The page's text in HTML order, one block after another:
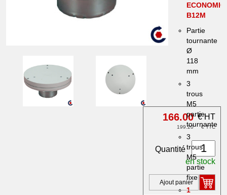
166.00 € HT
199.20 € TTC
Quantité
en stock
Ajout panier
ECONOMIC
B12M
Partie
tournante
Ø
118
mm
3
trous
M5
partie
tournante
3
trous
M5
partie
fixe
1